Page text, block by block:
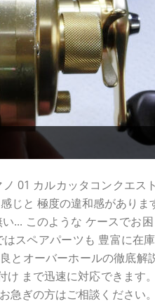
01 カルカッタコンクエス
じと 極度の違和感がありま
... このような ケースでお
スペアパーツも 豊富に在
とオーバーホールの徹底解
け まで迅速に対応できます
急ぎの方はご相談ください